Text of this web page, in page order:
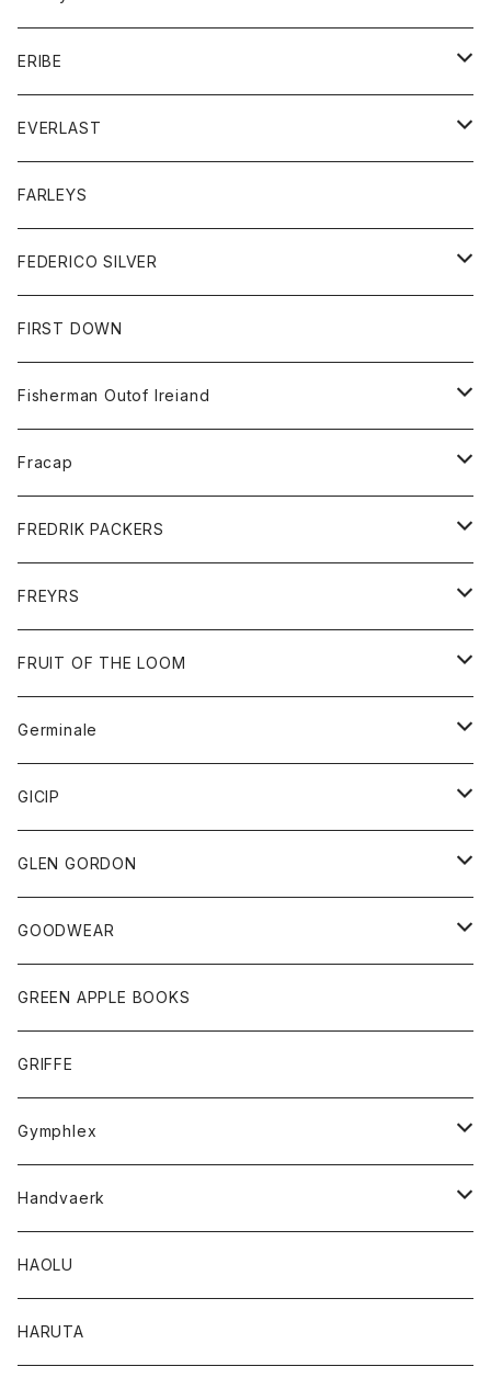
シャツ
Tシャツ
グッズ
帽子
トップス
シャツ
セーター
ボトム
ショートパンツ
パンツ
レディース
コート
ジャケット
Tシャツ
ボトム
ERIBE
ニット
EVERLAST
トップス
ジャケット
スエットシャツ
ボトム
スエットパンツ
グッズ
帽子
FARLEYS
FEDERICO SILVER
アクセサリー
FIRST DOWN
Fisherman Outof Ireiand
ニット
Fracap
グッズ
靴
FREDRIK PACKERS
アクセサリー
バッグ
FREYRS
サングラス
FRUIT OF THE LOOM
アウター
パーカー
グッズ
ネクタイ
チーフ
トップス
シャツ
タンクトップ
ボトム
ショートパンツ
スカート
レディース
スカート
Tシャツ
Germinale
靴
サンダル
GICIP
トップス
Tシャツ
GLEN GORDON
グッズ
手袋
GOODWEAR
トップス
Tシャツ
GREEN APPLE BOOKS
GRIFFE
Gymphlex
アウター
カーディガン
コート
トップス
シャツ
レディース
Handvaerk
トップス
Tシャツ
HAOLU
HARUTA